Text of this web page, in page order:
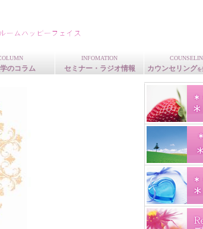
のコラム
INFOMATION
セミナー・ラジオ情報 カウンセリングを